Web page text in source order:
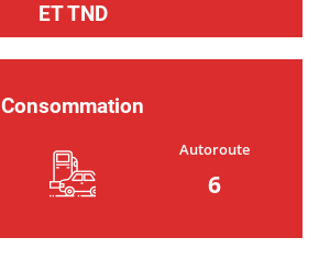
ET TND
Consommation
Autoroute
6